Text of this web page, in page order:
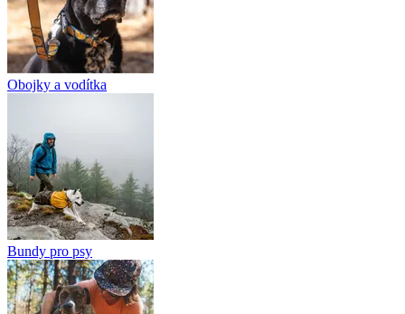
Obojky a vodítka
Bundy pro psy